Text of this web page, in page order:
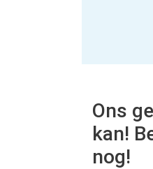
Ons
kan!
nog!